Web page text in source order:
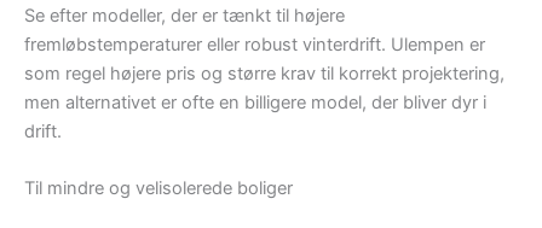
Se efter modeller, der er tænkt til højere
fremløbstemperaturer eller robust vinterdrift. Ulempen er
som regel højere pris og større krav til korrekt projektering,
men alternativet er ofte en billigere model, der bliver dyr i
drift.
Til mindre og velisolerede boliger